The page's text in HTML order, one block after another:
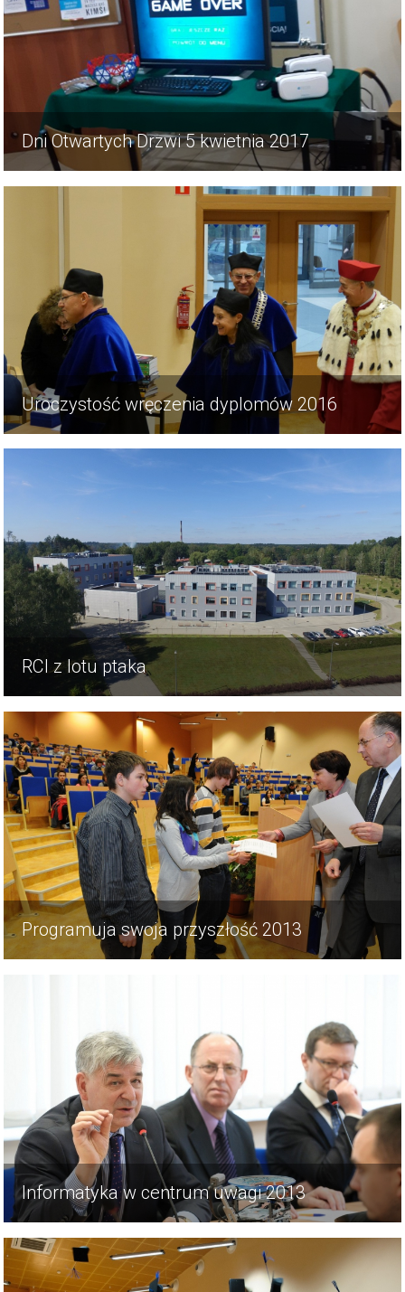
Dni Otwartych Drzwi 5 kwietnia 2017
Uroczystość wręczenia dyplomów 2016
RCI z lotu ptaka
Programuja swoja przyszłość 2013
Informatyka w centrum uwagi 2013